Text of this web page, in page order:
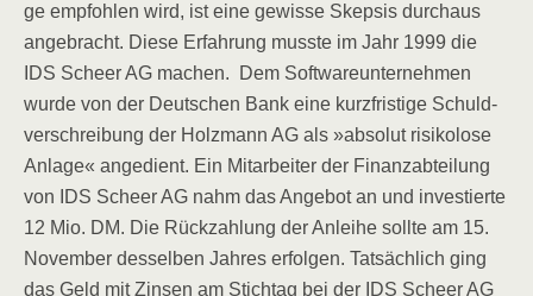
ge emp­foh­len wird, ist eine gewis­se Skep­sis durch­aus
ange­bracht. Die­se Erfah­rung muss­te im Jahr 1999 die
IDS Scheer AG machen. Dem Soft­ware­un­ter­neh­men
wur­de von der Deut­schen Bank eine kurz­fris­ti­ge Schuld­
ver­schrei­bung der Holz­mann AG als »abso­lut risi­ko­lo­se
Anla­ge« ange­dient. Ein Mit­ar­bei­ter der Finanz­ab­tei­lung
von IDS Scheer AG nahm das Ange­bot an und inves­tier­te
12 Mio. DM. Die Rück­zah­lung der Anlei­he soll­te am 15.
Novem­ber des­sel­ben Jah­res erfol­gen. Tat­säch­lich ging
das Geld mit Zin­sen am Stich­tag bei der IDS Scheer AG